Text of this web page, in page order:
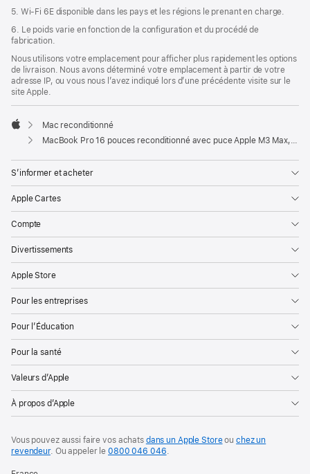
5. Wi-Fi 6E disponible dans les pays et les régions le prenant en charge.
6. Le poids varie en fonction de la configuration et du procédé de
fabrication.
Nous utilisons votre emplacement pour afficher plus rapidement les options
de livraison. Nous avons déterminé votre emplacement à partir de votre
adresse IP, ou vous nous l’avez indiqué lors d’une précédente visite sur le
site Apple.
Apple
Mac reconditionné
MacBook Pro 16 pouces reconditionné avec puce Apple M3 Max, CPU 16 cœurs et GPU 40 cœurs - Noir sidéral
S’informer et acheter
Apple Cartes
Compte
Divertissements
Apple Store
Pour les entreprises
Pour l’Éducation
Pour la santé
Valeurs d’Apple
À propos d’Apple
Vous pouvez aussi faire vos achats dans un Apple Storeouchez un
revendeur. Ouappeler le0800 046 046.